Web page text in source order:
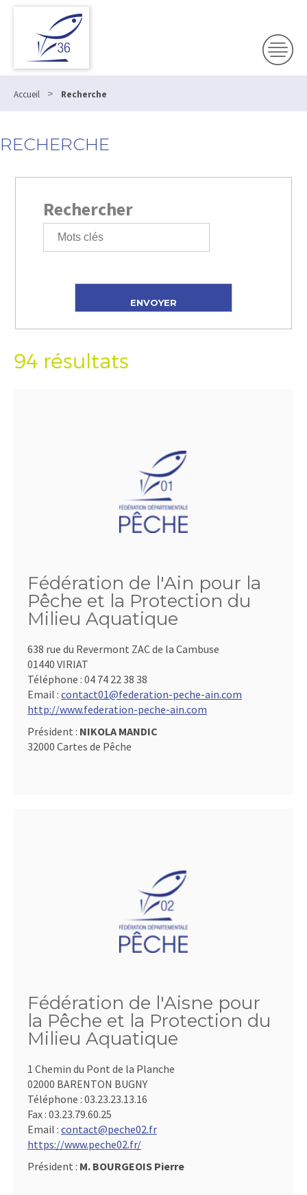
Accueil > Recherche
RECHERCHE
Rechercher
94 résultats
Fédération de l'Ain pour la
Pêche et la Protection du
Milieu Aquatique
638 rue du Revermont ZAC de la Cambuse
01440 VIRIAT
Téléphone : 04 74 22 38 38
Email : contact01@federation-peche-ain.com
http://www.federation-peche-ain.com
Président : NIKOLA MANDIC
32000 Cartes de Pêche
Fédération de l'Aisne pour
la Pêche et la Protection du
Milieu Aquatique
1 Chemin du Pont de la Planche
02000 BARENTON BUGNY
Téléphone : 03.23.23.13.16
Fax : 03.23.79.60.25
Email : contact@peche02.fr
https://www.peche02.fr/
Président : M. BOURGEOIS Pierre